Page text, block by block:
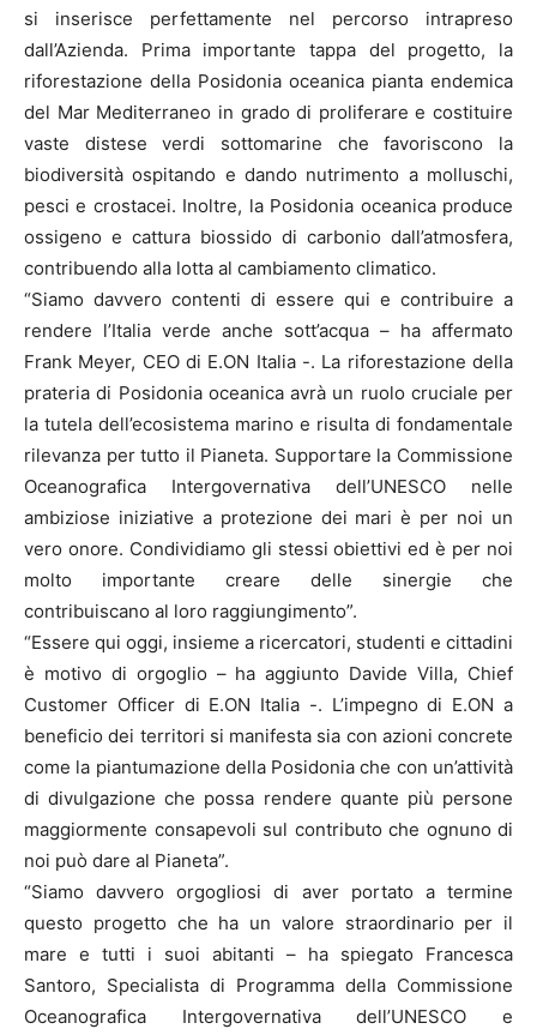
si inserisce perfettamente nel percorso intrapreso
dall’Azienda. Prima importante tappa del progetto, la
riforestazione della Posidonia oceanica pianta endemica
del Mar Mediterraneo in grado di proliferare e costituire
vaste distese verdi sottomarine che favoriscono la
biodiversità ospitando e dando nutrimento a molluschi,
pesci e crostacei. Inoltre, la Posidonia oceanica produce
ossigeno e cattura biossido di carbonio dall’atmosfera,
contribuendo alla lotta al cambiamento climatico.
“Siamo davvero contenti di essere qui e contribuire a
rendere l’Italia verde anche sott’acqua – ha affermato
Frank Meyer, CEO di E.ON Italia -. La riforestazione della
prateria di Posidonia oceanica avrà un ruolo cruciale per
la tutela dell’ecosistema marino e risulta di fondamentale
rilevanza per tutto il Pianeta. Supportare la Commissione
Oceanografica Intergovernativa dell’UNESCO nelle
ambiziose iniziative a protezione dei mari è per noi un
vero onore. Condividiamo gli stessi obiettivi ed è per noi
molto importante creare delle sinergie che
contribuiscano al loro raggiungimento”.
“Essere qui oggi, insieme a ricercatori, studenti e cittadini
è motivo di orgoglio – ha aggiunto Davide Villa, Chief
Customer Officer di E.ON Italia -. L’impegno di E.ON a
beneficio dei territori si manifesta sia con azioni concrete
come la piantumazione della Posidonia che con un’attività
di divulgazione che possa rendere quante più persone
maggiormente consapevoli sul contributo che ognuno di
noi può dare al Pianeta”.
“Siamo davvero orgogliosi di aver portato a termine
questo progetto che ha un valore straordinario per il
mare e tutti i suoi abitanti – ha spiegato Francesca
Santoro, Specialista di Programma della Commissione
Oceanografica Intergovernativa dell’UNESCO e